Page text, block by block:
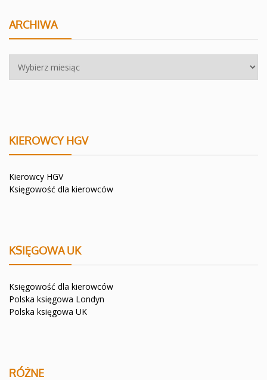
ARCHIWA
KIEROWCY HGV
Kierowcy HGV
Księgowość dla kierowców
KSIĘGOWA UK
Księgowość dla kierowców
Polska księgowa Londyn
Polska księgowa UK
RÓŻNE